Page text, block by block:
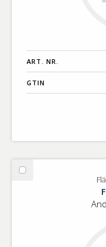
ART. NR.
GTIN
Välj